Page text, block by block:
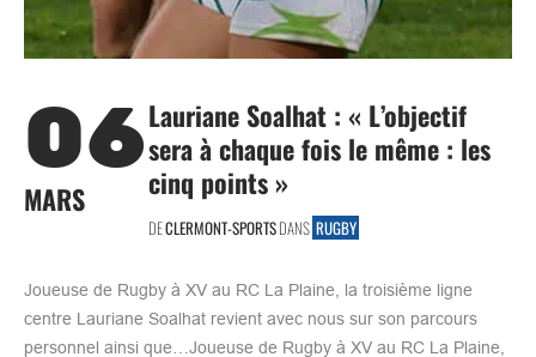
06
MARS
Lauriane Soalhat : « L’objectif
sera à chaque fois le même : les
cinq points »
DECLERMONT-SPORTSDANS RUGBY
Joueuse de Rugby à XV au RC La Plaine, la troisième ligne
centre Lauriane Soalhat revient avec nous sur son parcours
personnel ainsi que…Joueuse de Rugby à XV au RC La Plaine,